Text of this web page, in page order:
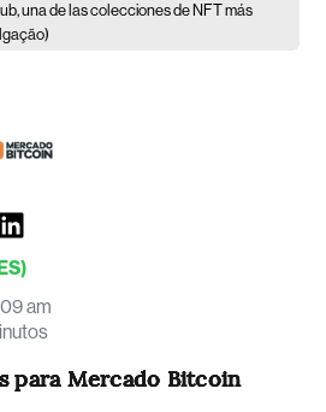
una de las colecciones de NFT más
am
para Mercado Bitcoin